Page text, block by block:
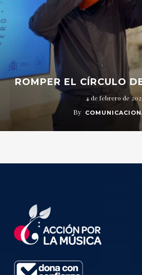
ROMPER EL CÍRCULO
4 de febrero de
By